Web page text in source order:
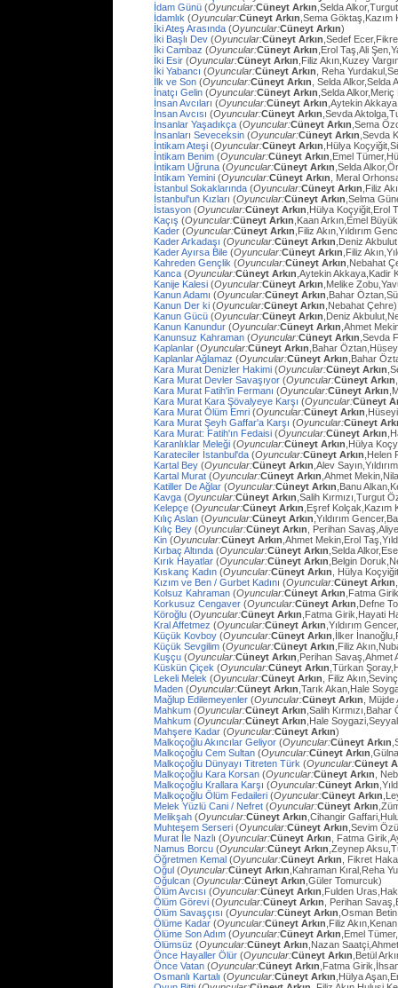
İdam Günü (Oyuncular:Cüneyt Arkın ,Selda
İdamlık (Oyuncular:Cüneyt Arkın ,Sema
İki Ateş Arasında (Oyuncular:Cüneyt Arkın)
İki Başlı Dev (Oyuncular:Cüneyt Arkın ,Sedef
İki Cambaz (Oyuncular:Cüneyt Arkın ,Erol Taş,Ali
İki Esir (Oyuncular:Cüneyt Arkın ,Filiz Akın,Kuzey
İki Yabancı (Oyuncular:Cüneyt Arkın , Reha
İlk ve Son (Oyuncular:Cüneyt Arkın , Selda Alkor,Selda
İnatçı Gelin (Oyuncular:Cüneyt Arkın ,Selda
İnsan Avcıları (Oyuncular:Cüneyt Arkın ,Aytekin
İnsan Avcısı (Oyuncular:Cüneyt Arkın ,Sevda
İnsanlar Yaşadıkça (Oyuncular:Cüneyt Arkın ,Sema
İnsanları Seveceksin (Oyuncular:Cüneyt Arkın ,Sevda
İntikam Ateşi (Oyuncular:Cüneyt Arkın ,Hülya
İntikam Benim (Oyuncular:Cüneyt Arkın ,Emel
İntikam Uğruna (Oyuncular:Cüneyt Arkın ,Selda
İntikam Yemini (Oyuncular:Cüneyt Arkın , Meral
İstanbul Sokaklarında (Oyuncular:Cüneyt Arkın ,Filiz
İstanbul'un Kızları (Oyuncular:Cüneyt Arkın ,Selma
İstasyon (Oyuncular:Cüneyt Arkın ,Hülya Koçyiğit,Erol
Kaçış (Oyuncular:Cüneyt Arkın ,Kaan Arkın,Emel
Kader (Oyuncular:Cüneyt Arkın ,Filiz Akın,Yıldırım
Kader Arkadaşı (Oyuncular:Cüneyt Arkın ,Deniz
Kader Ayırsa Bile (Oyuncular:Cüneyt Arkın ,Filiz
Kahreden Gençlik (Oyuncular:Cüneyt Arkın ,Nebahat
Kanca (Oyuncular:Cüneyt Arkın ,Aytekin Akkaya,Kadir
Kanije Kalesi (Oyuncular:Cüneyt Arkın ,Melike
Kanun Adamı (Oyuncular:Cüneyt Arkın ,Bahar
Kanun Der ki (Oyuncular:Cüneyt Arkın ,Nebahat Çehre)
Kanun Gücü (Oyuncular:Cüneyt Arkın ,Deniz
Kanun Kanundur (Oyuncular:Cüneyt Arkın ,Ahmet
Kanunsuz Kahraman (Oyuncular:Cüneyt Arkın ,Sevda
Kaplanlar (Oyuncular:Cüneyt Arkın ,Bahar
Kaplanlar Ağlamaz (Oyuncular:Cüneyt Arkın ,Bahar
Kara Murat Denizler Hakimi (Oyuncular:Cüneyt Arkın
Kara Murat Devler Savaşıyor (Oyuncular:Cüneyt Arkın
Kara Murat Fatih'in Fermanı (Oyuncular:Cüneyt Arkın
Kara Murat Kara Şövalyeye Karşı (Oyuncular:Cüneyt
Kara Murat Ölüm Emri (Oyuncular:Cüneyt Arkın
Kara Murat Şeyh Gaffar'a Karşı (Oyuncular:Cüneyt
Kara Murat: Fatih'ın Fedaisi (Oyuncular:Cüneyt Arkın
Karanlıklar Meleği (Oyuncular:Cüneyt Arkın ,Hülya
Karateciler İstanbul'da (Oyuncular:Cüneyt Arkın ,Helen
Kartal Bey (Oyuncular:Cüneyt Arkın ,Alev
Kartal Murat (Oyuncular:Cüneyt Arkın ,Ahmet
Katiller De Ağlar (Oyuncular:Cüneyt Arkın ,Banu
Kavga (Oyuncular:Cüneyt Arkın ,Salih Kırmızı,Turgut
Kelepçe (Oyuncular:Cüneyt Arkın ,Eşref
Kılıç Aslan (Oyuncular:Cüneyt Arkın ,Yıldırım
Kılıç Bey (Oyuncular:Cüneyt Arkın , Perihan
Kin (Oyuncular:Cüneyt Arkın ,Ahmet Mekin,Erol
Kırbaç Altında (Oyuncular:Cüneyt Arkın ,Selda
Kırık Hayatlar (Oyuncular:Cüneyt Arkın ,Belgin
Kıskanç Kadın (Oyuncular:Cüneyt Arkın , Hülya
Kızım ve Ben / Gurbet Kadını (Oyuncular:Cüneyt Arkın
Kolsuz Kahraman (Oyuncular:Cüneyt Arkın ,Fatma
Korkusuz Cengaver (Oyuncular:Cüneyt Arkın ,Defne
Köroğlu (Oyuncular:Cüneyt Arkın ,Fatma Girik,Hayati
Kral Affetmez (Oyuncular:Cüneyt Arkın ,Yıldırım
Küçük Kovboy (Oyuncular:Cüneyt Arkın ,İlker
Küçük Sevgilim (Oyuncular:Cüneyt Arkın ,Filiz
Kuşçu (Oyuncular:Cüneyt Arkın ,Perihan
Küskün Çiçek (Oyuncular:Cüneyt Arkın ,Türkan
Lekeli Melek (Oyuncular:Cüneyt Arkın , Filiz
Maden (Oyuncular:Cüneyt Arkın ,Tarık Akan,Hale
Mağlup Edilemeyenler (Oyuncular:Cüneyt Arkın ,
Mahkum (Oyuncular:Cüneyt Arkın ,Salih
Mahkum (Oyuncular:Cüneyt Arkın ,Hale
Mahşere Kadar (Oyuncular:Cüneyt Arkın)
Malkoçoğlu Akıncılar Geliyor (Oyuncular:Cüneyt Arkın
Malkoçoğlu Cem Sultan (Oyuncular:Cüneyt Arkın
Malkoçoğlu Dünyayı Titreten Türk (Oyuncular:Cüneyt
Malkoçoğlu Kara Korsan (Oyuncular:Cüneyt Arkın ,
Malkoçoğlu Krallara Karşı (Oyuncular:Cüneyt Arkın
Malkoçoğlu Ölüm Fedaileri (Oyuncular:Cüneyt Arkın
Melek Yüzlü Cani / Nefret (Oyuncular:Cüneyt Arkın
Melikşah (Oyuncular:Cüneyt Arkın ,Cihangir
Muhteşem Serseri (Oyuncular:Cüneyt Arkın ,Sevim
Murat İle Nazlı (Oyuncular:Cüneyt Arkın , Fatma
Namus Borcu (Oyuncular:Cüneyt Arkın ,Zeynep
Öğretmen Kemal (Oyuncular:Cüneyt Arkın , Fikret
Oğul (Oyuncular:Cüneyt Arkın ,Kahraman Kıral,Reha
Oğulcan (Oyuncular:Cüneyt Arkın ,Güler Tomurcuk)
Ölüm Avcısı (Oyuncular:Cüneyt Arkın ,Fulden
Ölüm Görevi (Oyuncular:Cüneyt Arkın , Perihan
Ölüm Savaşçısı (Oyuncular:Cüneyt Arkın ,Osman
Ölüme Kadar (Oyuncular:Cüneyt Arkın ,Filiz
Ölüme Son Adım (Oyuncular:Cüneyt Arkın ,Emel
Ölümsüz (Oyuncular:Cüneyt Arkın ,Nazan
Önce Hayaller Ölür (Oyuncular:Cüneyt Arkın ,Betül
Önce Vatan (Oyuncular:Cüneyt Arkın ,Fatma
Osmanlı Kartalı (Oyuncular:Cüneyt Arkın ,Hülya